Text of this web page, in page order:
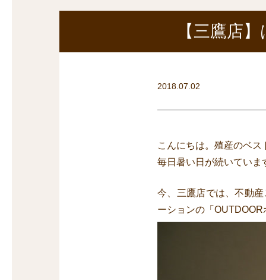
【三鷹店
2018.07.02
こんにちは。殖産のベ
毎日暑い日が続いていま
今、三鷹店では、不動
ーションの「